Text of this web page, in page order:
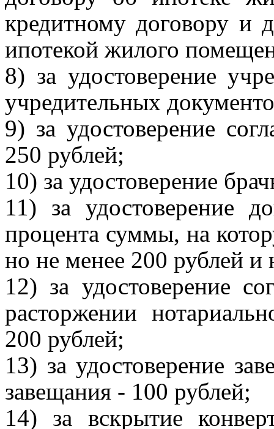
кредитному договору и
ипотекой жилого
8) за удостоверение
учредительных
9) за удостоверение
250 рублей;
10) за удостоверение
11) за удостоверение
процента суммы, на
но не менее 200 рублей и
12) за удостоверение
расторжении
200 рублей;
13) за удостоверение
завещания - 100 рублей;
14) за вскрытие